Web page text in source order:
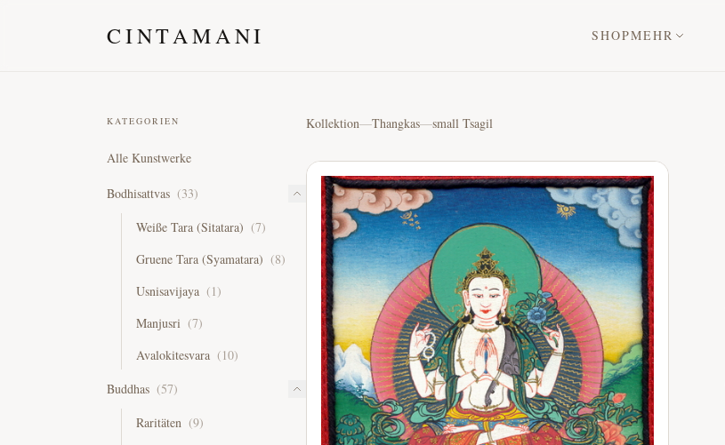
CINTAMANI SHOPMEHR
KATEGORIEN
Alle Kunstwerke
Bodhisattvas (33)
Weiße Tara (Sitatara) (7)
Gruene Tara (Syamatara) (8)
Usnisavijaya (1)
Manjusri (7)
Avalokitesvara (10)
Buddhas (57)
Raritäten (9)
Kollektion—Thangkas—small Tsagil